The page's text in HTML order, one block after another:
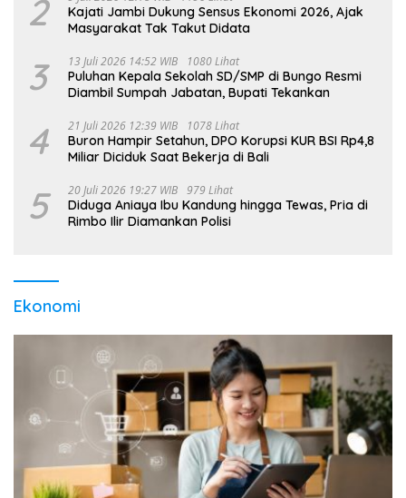
2
Kajati Jambi Dukung Sensus Ekonomi 2026, Ajak
Masyarakat Tak Takut Didata
3 13 Juli 2026 14:52 WIB 1080 Lihat
Puluhan Kepala Sekolah SD/SMP di Bungo Resmi
Diambil Sumpah Jabatan, Bupati Tekankan
4 21 Juli 2026 12:39 WIB 1078 Lihat
Buron Hampir Setahun, DPO Korupsi KUR BSI Rp4,8
Miliar Diciduk Saat Bekerja di Bali
5 20 Juli 2026 19:27 WIB 979 Lihat
Diduga Aniaya Ibu Kandung hingga Tewas, Pria di
Rimbo Ilir Diamankan Polisi
Ekonomi